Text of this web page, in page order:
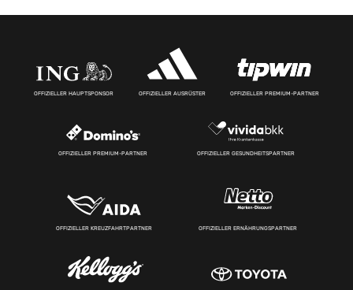
OFFIZIELLER HAUPTSPONSOR OFFIZIELLER AUSRÜSTER OFFIZIELLER PREMIUM-PARTNER
OFFIZIELLER PREMIUM-PARTNER OFFIZIELLER GESUNDHEITSPARTNER
OFFIZIELLER KREUZFAHRTPARTNER OFFIZIELLER ERNÄHRUNGSPARTNER